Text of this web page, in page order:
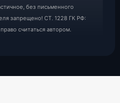
без письменного
запрещено! СТ. 1228 ГК РФ:
считаться автором.